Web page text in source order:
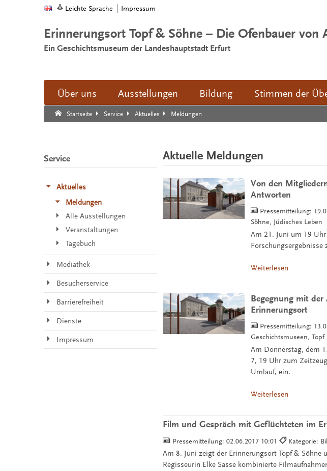
Leichte Sprache Impressum
Erinnerungsort Topf & Söhne – Die Ofenbauer von
Ein Geschichtsmuseum der Landeshauptstadt Erfurt
Über uns Ausstellungen Bildung Stimmen der
Startseite Service Aktuelles Meldungen
Suche:
Suche Ende.
Aktuelle Meldungen
Von den
Antworten
Pressemitteilung:
Söhne, Jüdisches Leben
Am 21. Juni um 19
Weiterlesen
Begegnung mit
Erinnerungsort
Pressemitteilung:
Geschichtsmuseen,
Am Donnerstag, dem
7, 19 Uhr zum
Umlauf, ein.
Weiterlesen
Film und Gespräch mit Geflüchteten im
Pressemitteilung: 02.06.2017 10:01 Kategorie:
Am 8. Juni zeigt der Erinnerungsort Topf &
Regisseurin Elke Sasse kombinierte
Service
Aktuelles
Meldungen
Alle Ausstellungen
Veranstaltungen
Tagebuch
Mediathek
Besucherservice
Barrierefreiheit
Dienste
Impressum